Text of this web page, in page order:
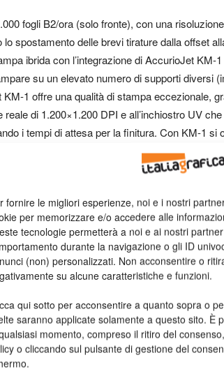
fornire le migliori esperienze, noi e i nostri
per memorizzare e/o accedere alle
tecnologie permetterà a noi e ai nostri
durante la navigazione o gli ID
(non) personalizzati. Non acconsentire o
su alcune caratteristiche e funzioni.
qui sotto per acconsentire a quanto sopra o
saranno applicate solamente a questo sito. È
momento, compreso il ritiro del
o cliccando sul pulsante di gestione del
fogli B2/ora (solo fronte), con una
spostamento delle brevi tirature dalla offset
ibrida con l’integrazione di AccurioJet KM-
su un elevato numero di supporti diversi
1 offre una qualità di stampa eccezionale,
di 1.200×1.200 DPI e all’inchiostro UV
i tempi di attesa per la finitura. Con KM-1 si
dopo lavoro, giorno dopo giorno.
Technology, che ha superato una delle
il movimento dei punti di inchiostro
DFT – Dot Freeze technology fissa
dopo il contatto con il materiale. Questa
a contatto con il substrato, evitando così
di stampa. Il risultato ottenuto è una stampa
Centric, Konica Minolta ha sviluppato
gamma di colori che possono essere prodotti
di stampa a colori in formato B2+” dalla